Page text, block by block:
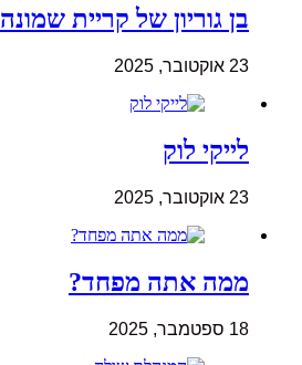
בן גוריון של קריית שמונה
23 אוקטובר, 2025
לייקי לוק
23 אוקטובר, 2025
ממה אתה מפחד?
18 ספטמבר, 2025